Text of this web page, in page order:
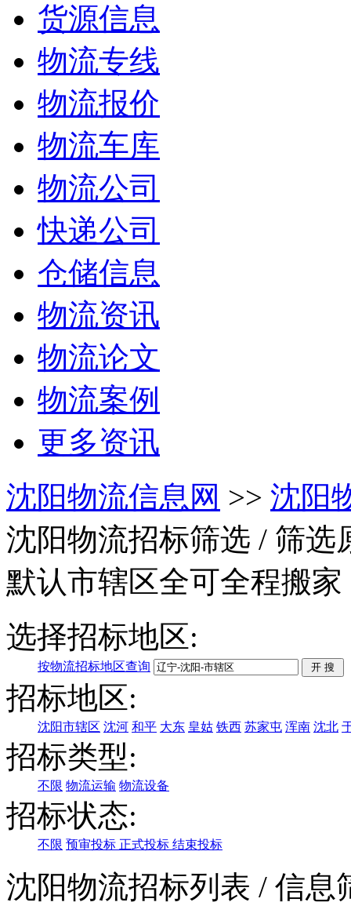
货源信息
物流专线
物流报价
物流车库
物流公司
快递公司
仓储信息
物流资讯
物流论文
物流案例
更多资讯
沈阳物流信息网 >> 沈阳
沈阳物流招标筛选 / 筛选
默认市辖区全可全程搬家
选择招标地区:
按物流招标地区查询
招标地区:
沈阳市辖区 沈河 和平 大东 皇姑 铁西 苏家屯 浑南 沈北
招标类型:
不限 物流运输 物流设备
招标状态:
不限 预审投标 正式投标 结束投标
沈阳物流招标列表 / 信息